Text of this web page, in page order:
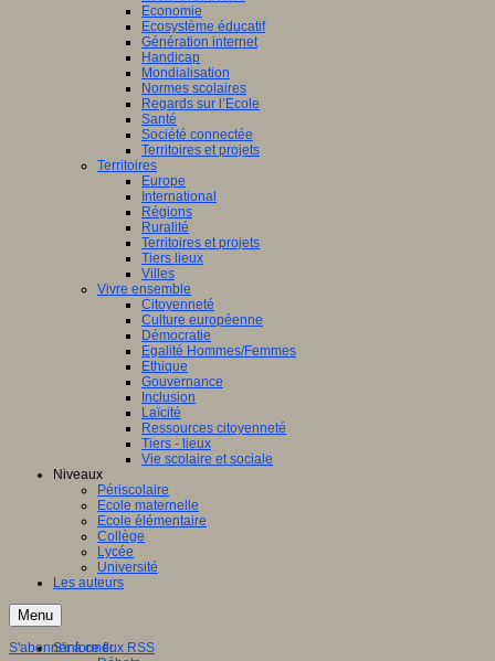
Economie
Ecosystème éducatif
Génération internet
Handicap
Mondialisation
Normes scolaires
Regards sur l’Ecole
Santé
Société connectée
Territoires et projets
Territoires
Europe
International
Régions
Ruralité
Territoires et projets
Tiers lieux
Villes
Vivre ensemble
Citoyenneté
Culture européenne
Démocratie
Egalité Hommes/Femmes
Ethique
Gouvernance
Inclusion
Laïcité
Ressources citoyenneté
Tiers - lieux
Vie scolaire et sociale
Niveaux
Périscolaire
Ecole maternelle
Ecole élémentaire
Collège
Lycée
Université
Les auteurs
Menu
S'informer
S'abonner à ce flux RSS